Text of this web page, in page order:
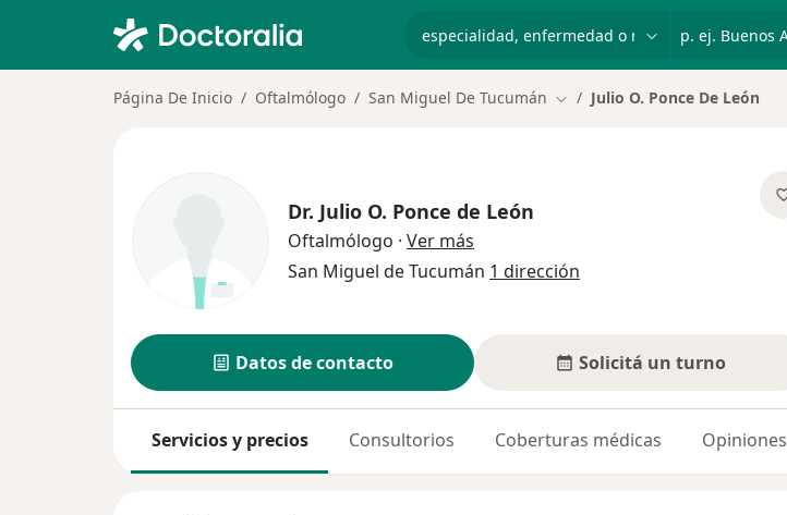
Página De Inicio Oftalmólogo San Miguel De Tucumán Cambiar de ciudad
Julio O. Ponce De León
Dr. Julio O. Ponce de León
Oftalmólogo · Ver más
San Miguel de Tucumán 1 dirección
Datos de contacto Solicitá un turno
Servicios y precios Consultorios Coberturas médicas Opiniones